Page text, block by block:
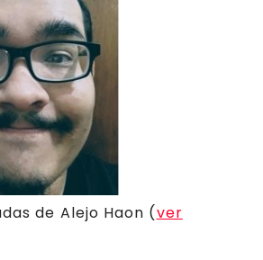
de Alejo Haon (ver